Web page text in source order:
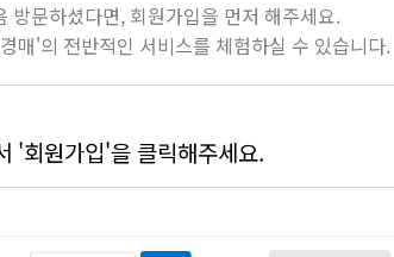
방문하셨다면, 회원가입을 먼저 해주세요.
매'의 전반적인 서비스를 체험하실 수 있습니다.
'회원가입'을 클릭해주세요.